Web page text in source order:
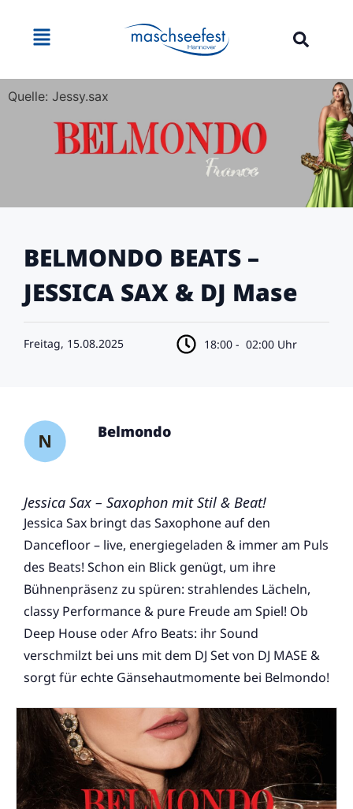
Quelle: Jessy.sax
BELMONDO BEATS –
JESSICA SAX & DJ Mase
Freitag, 15.08.2025 18:00 - 02:00 Uhr
Belmondo
Jessica Sax – Saxophon mit Stil & Beat!
Jessica Sax bringt das Saxophone auf den
Dancefloor – live, energiegeladen & immer am Puls
des Beats! Schon ein Blick genügt, um ihre
Bühnenpräsenz zu spüren: strahlendes Lächeln,
classy Performance & pure Freude am Spiel! Ob
Deep House oder Afro Beats: ihr Sound
verschmilzt bei uns mit dem DJ Set von DJ MASE &
sorgt für echte Gänsehautmomente bei Belmondo!